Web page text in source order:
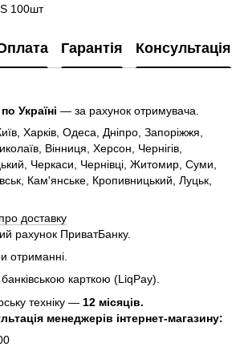
S 100шт
Гарантія Консультація
Україні — за рахунок отримувача.
Харків, Одеса, Дніпро, Запоріжжя,
Вінниця, Херсон, Чернігів,
Черкаси, Чернівці, Житомир, Суми,
Кам'янське, Кропивницький, Луцьк,
доставку
рахунок ПриватБанку.
отриманні.
карткою (LiqPay).
техніку — 12 місяців.
менеджерів інтернет-магазину: